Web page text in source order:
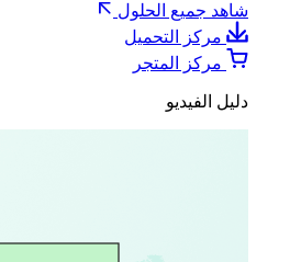
شاهد جميع الحلول
مركز التحميل
مركز المتجر
دليل الفيديو